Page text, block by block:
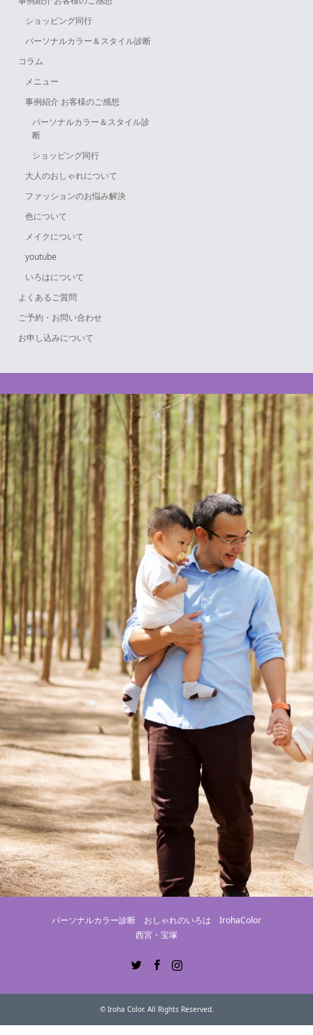
ショッピング同行
パーソナルカラー＆スタイル診断
コラム
メニュー
事例紹介 お客様のご感想
パーソナルカラー＆スタイル診
断
ショッピング同行
大人のおしゃれについて
ファッションのお悩み解決
色について
メイクについて
youtube
いろはについて
よくあるご質問
ご予約・お問い合わせ
お申し込みについて
パーソナルカラー診断 おしゃれのいろは IrohaColor
西宮・宝塚
© Iroha Color. All Rights Reserved.